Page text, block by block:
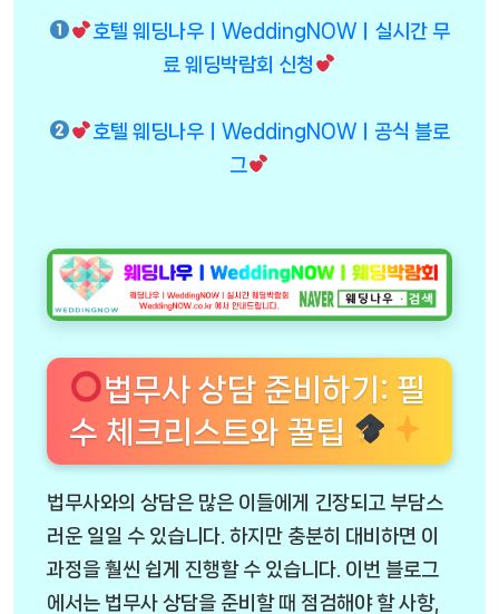
호텔 웨딩나우ㅣWeddingNOWㅣ실시간 무
료 웨딩박람회 신청
호텔 웨딩나우ㅣWeddingNOWㅣ공식 블로
그
법무사 상담 준비하기: 필
수 체크리스트와 꿀팁
법무사와의 상담은 많은 이들에게 긴장되고 부담스
러운 일일 수 있습니다. 하지만 충분히 대비하면 이
과정을 훨씬 쉽게 진행할 수 있습니다. 이번 블로그
에서는 법무사 상담을 준비할 때 점검해야 할 사항,